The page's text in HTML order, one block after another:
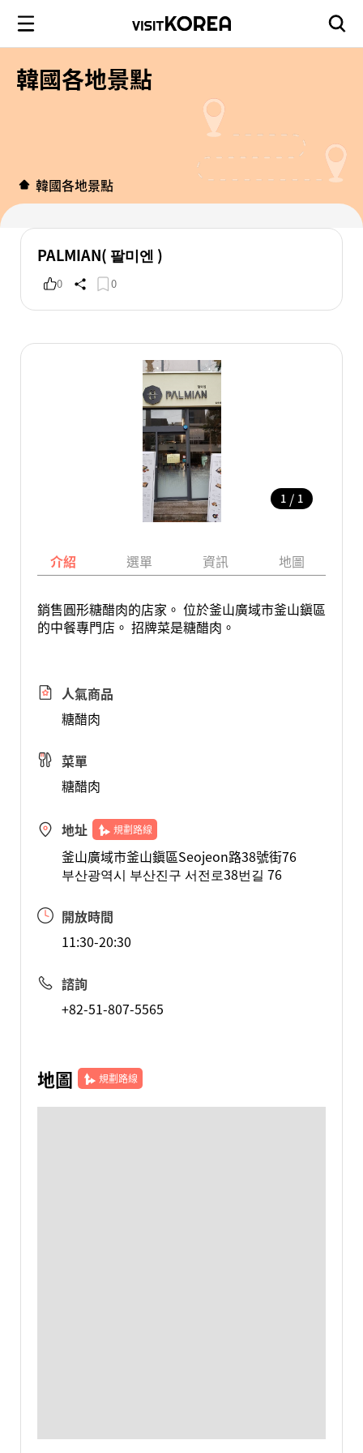
韓國各地景點
韓國各地景點
PALMIAN( 팔미엔 )
0 0
1 / 1
介紹 選單 資訊 地圖
銷售圓形糖醋肉的店家。 位於釜山廣域市釜山鎭區
的中餐專門店。 招牌菜是糖醋肉。
人氣商品
糖醋肉
菜單
糖醋肉
地址 規劃路線
釜山廣域市釜山鎭區Seojeon路38號街76
부산광역시 부산진구 서전로38번길 76
開放時間
11:30-20:30
諮詢
+82-51-807-5565
地圖 規劃路線